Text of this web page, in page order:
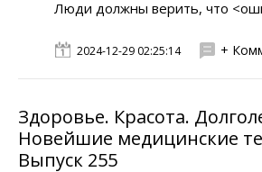
Люди должны верить, что
2024-12-29 02:25:14 +
Здоровье. Красота.
Новейшие медицинские
Выпуск 255